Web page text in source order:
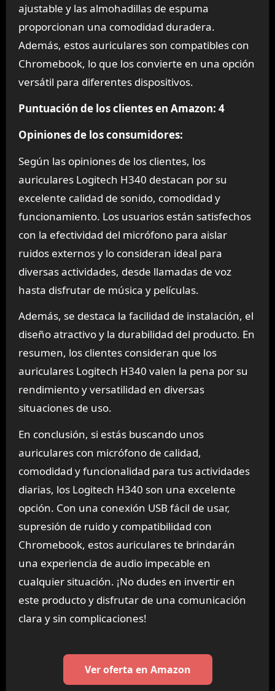
ajustable y las almohadillas de espuma
proporcionan una comodidad duradera.
Además, estos auriculares son compatibles con
Chromebook, lo que los convierte en una opción
versátil para diferentes dispositivos.
Puntuación de los clientes en Amazon: 4
Opiniones de los consumidores:
Según las opiniones de los clientes, los
auriculares Logitech H340 destacan por su
excelente calidad de sonido, comodidad y
funcionamiento. Los usuarios están satisfechos
con la efectividad del micrófono para aislar
ruidos externos y lo consideran ideal para
diversas actividades, desde llamadas de voz
hasta disfrutar de música y películas.
Además, se destaca la facilidad de instalación, el
diseño atractivo y la durabilidad del producto. En
resumen, los clientes consideran que los
auriculares Logitech H340 valen la pena por su
rendimiento y versatilidad en diversas
situaciones de uso.
En conclusión, si estás buscando unos
auriculares con micrófono de calidad,
comodidad y funcionalidad para tus actividades
diarias, los Logitech H340 son una excelente
opción. Con una conexión USB fácil de usar,
supresión de ruido y compatibilidad con
Chromebook, estos auriculares te brindarán
una experiencia de audio impecable en
cualquier situación. ¡No dudes en invertir en
este producto y disfrutar de una comunicación
clara y sin complicaciones!
Ver oferta en Amazon